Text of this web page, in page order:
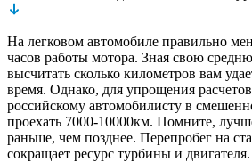
На легковом автомобиле правильно
часов работы мотора. Зная свою
высчитать сколько километров вам
время. Однако, для упрощения
российскому автомобилисту в
проехать 7000-10000км. Помните,
раньше, чем позднее. Перепробег на
сокращает ресурс турбины и двигателя.